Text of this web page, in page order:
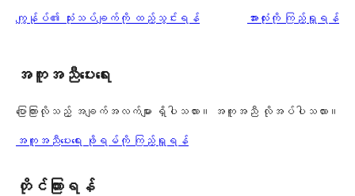
စောင်
သုံးသပ်
ချက်
ပွင့်
စောင်
ကျွန်ုပ်၏ သုံးသပ်ချက်ကို ထည့်သွင်းရန်
သုံးသပ်
အားလုံးကို ကြည့်ရှုရန်
အကူအညီပေးရေး
ပြောကြားလိုသည့် အချက်အလက်များ ရှိပါသလား။ အကူအညီ လိုအပ်ပါသလား။
အကူအညီပေးရေး ဖိုရမ်ကို ကြည့်ရှုရန်
တိုင်ကြားရန်